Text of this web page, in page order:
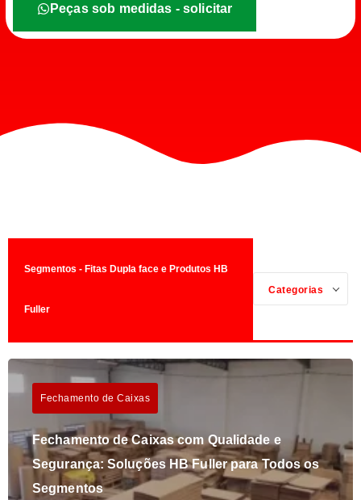
Peças sob medidas - solicitar
Segmentos - Fitas Dupla face e Produtos HB
Fuller
Categorias
Fechamento de Caixas
Fechamento de Caixas com Qualidade e
Segurança: Soluções HB Fuller para Todos os
Segmentos